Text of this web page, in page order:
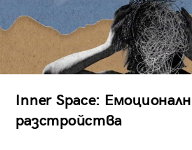
Inner Space:
разстройства